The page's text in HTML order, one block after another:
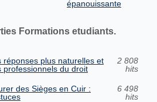
épanouissante
Formations etudiants.
réponses plus naturelles et
professionnels du droit
2 808
hits
des Sièges en Cuir :
6 498
hits